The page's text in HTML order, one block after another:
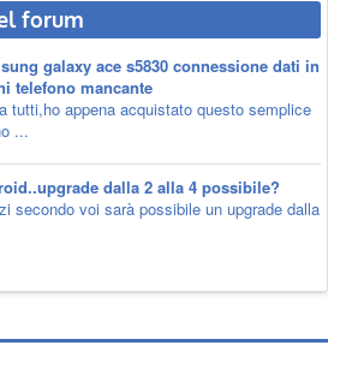
forum
galaxy ace s5830 connessione dati in
telefono mancante
tutti,ho appena acquistato questo semplice
...
dalla 2 alla 4 possibile?
secondo voi sarà possibile un upgrade dalla